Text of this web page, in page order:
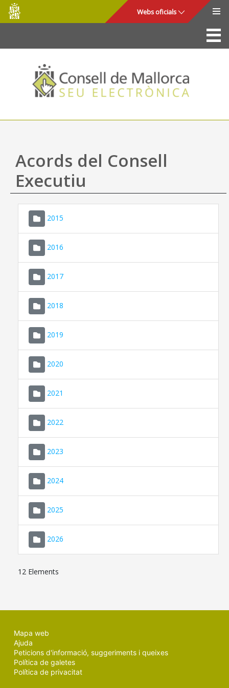
Salta al contingut principal
Consell
de
Mallorca
Webs oficials
La Seu
Consell de Mallorca
Accés i seguretat
Utilitats
Ajuda
Acords del Consell
Executiu
2015
2016
2017
2018
2019
2020
2021
2022
2023
2024
2025
2026
12 Elements
Mapa web
Ajuda
Peticions d'informació, suggeriments i queixes
Política de galetes
Política de privacitat